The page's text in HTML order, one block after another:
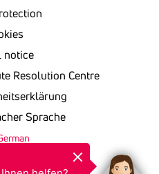
notice
Resolution Centre
Sprache